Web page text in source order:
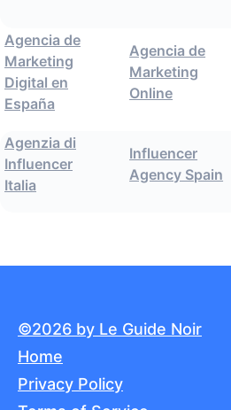
Agencia de
Marketing
Digital en
España
Agencia de
Marketing
Online
Agenzia di
Influencer
Italia
Influencer
Agency Spain
©2026 by Le Guide Noir
Home
Privacy Policy